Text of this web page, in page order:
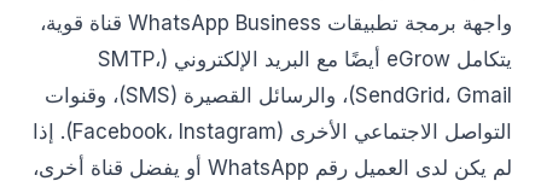
واجهة برمجة تطبيقات WhatsApp Business قناة قوية،
يتكامل eGrow أيضًا مع البريد الإلكتروني (SMTP،
SendGrid، Gmail)، والرسائل القصيرة (SMS)، وقنوات
التواصل الاجتماعي الأخرى (Facebook، Instagram). إذا
لم يكن لدى العميل رقم WhatsApp أو يفضل قناة أخرى،